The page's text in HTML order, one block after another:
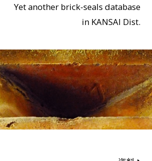
Yet another brick-seals database
in KANSAI Dist.